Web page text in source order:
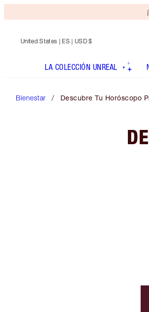
United States | ES | USD $
LA COLECCIÓN UNREAL
Bienestar Descubre Tu Horóscopo